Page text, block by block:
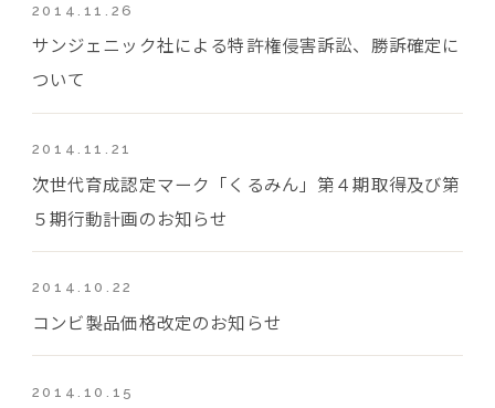
2014.11.26
サンジェニック社による特許権侵害訴訟、勝訴確定に
ついて
2014.11.21
次世代育成認定マーク「くるみん」第４期取得及び第
５期行動計画のお知らせ
2014.10.22
コンビ製品価格改定のお知らせ
2014.10.15